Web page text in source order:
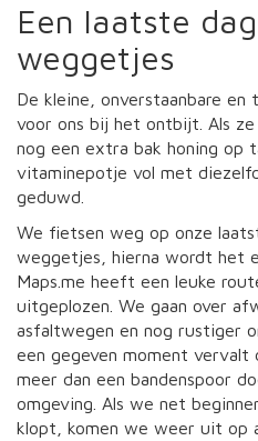
Een laatste
weggetjes
De kleine, onverstaanbare
voor ons bij het ontbijt. Als
nog een extra bak honing op
vitaminepotje vol met
geduwd.
We fietsen weg op onze
weggetjes, hierna wordt het
Maps.me heeft een leuke
uitgeplozen. We gaan over
asfaltwegen en nog rustiger
een gegeven moment vervalt
meer dan een bandenspoor
omgeving. Als we net
klopt, komen we weer uit op